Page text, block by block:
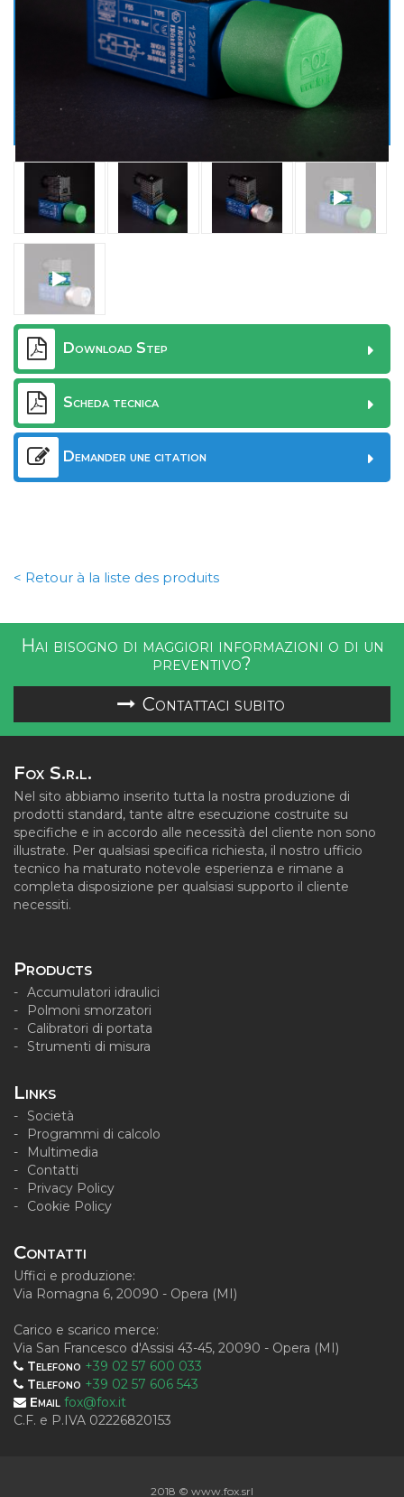
Download Step
Scheda tecnica
Demander une citation
< Retour à la liste des produits
Hai bisogno di maggiori informazioni o di un
preventivo?
Contattaci subito
Fox S.r.l.
Nel sito abbiamo inserito tutta la nostra produzione di
prodotti standard, tante altre esecuzione costruite su
specifiche e in accordo alle necessità del cliente non sono
illustrate. Per qualsiasi specifica richiesta, il nostro ufficio
tecnico ha maturato notevole esperienza e rimane a
completa disposizione per qualsiasi supporto il cliente
necessiti.
Products
Accumulatori idraulici
Polmoni smorzatori
Calibratori di portata
Strumenti di misura
Links
Società
Programmi di calcolo
Multimedia
Contatti
Privacy Policy
Cookie Policy
Contatti
Uffici e produzione:
Via Romagna 6, 20090 - Opera (MI)
Carico e scarico merce:
Via San Francesco d'Assisi 43-45, 20090 - Opera (MI)
Telefono +39 02 57 600 033
Telefono +39 02 57 606 543
Email fox@fox.it
C.F. e P.IVA 02226820153
2018 © www.fox.srl